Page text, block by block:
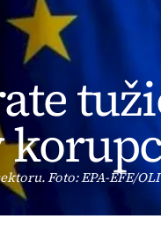
Foto: EPA-EFE/